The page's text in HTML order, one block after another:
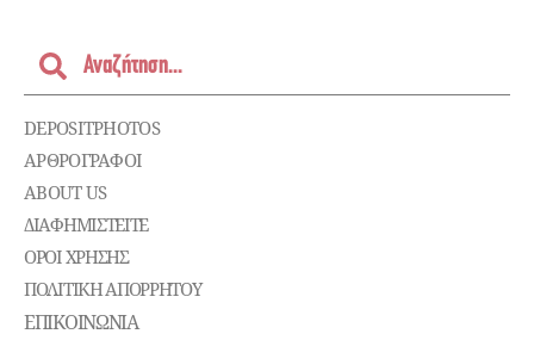
DEPOSITPHOTOS
ΑΡΘΡΟΓΡΑΦΟΙ
ABOUT US
ΔΙΑΦΗΜΙΣΤΕΊΤΕ
ΌΡΟΙ ΧΡΉΣΗΣ
ΠΟΛΙΤΙΚΉ ΑΠΟΡΡΉΤΟΥ
ΕΠΙΚΟΙΝΩΝΊΑ